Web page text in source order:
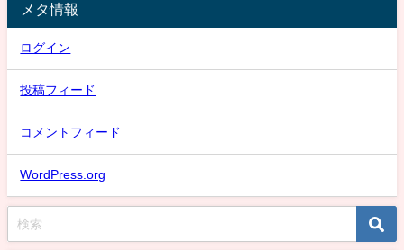
メタ情報
ログイン
投稿フィード
コメントフィード
WordPress.org